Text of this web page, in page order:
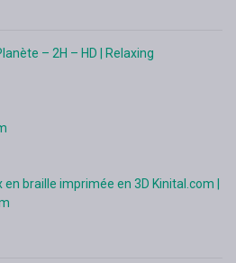
– 2H – HD | Relaxing
braille imprimée en 3D Kinital.com |